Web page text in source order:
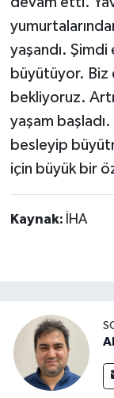
yaşandı. Şimdi
büyütüyor. Biz
bekliyoruz.
yaşam
besleyip
için büyük bir
Kaynak: İHA